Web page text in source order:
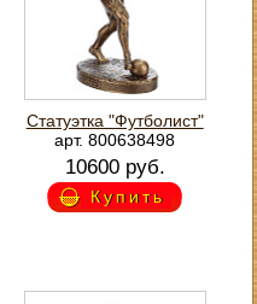
Статуэтка "Футболист"
арт. 800638498
10600 руб.
Купить